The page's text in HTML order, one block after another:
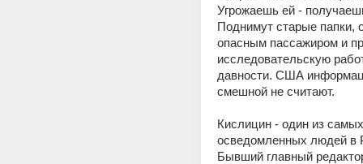
Угрожаешь ей -
Поднимут старые папки,
опасным пассажиром и
исследовательскую
давности. США
смешной не считают.
Кислицин - один из самых
осведомленных людей в
Бывший главный